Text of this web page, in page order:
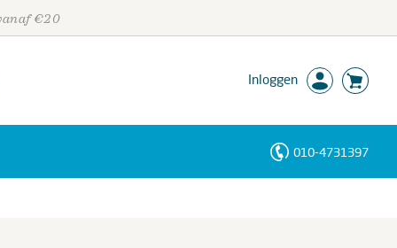
€20
Inloggen
010-4731397
Personen